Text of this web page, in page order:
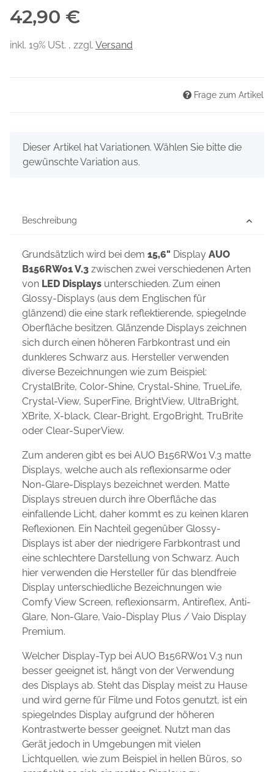
42,90 €
inkl. 19% USt. , zzgl. Versand
Frage zum Artikel
x
Dieser Artikel hat Variationen. Wählen Sie bitte die
gewünschte Variation aus.
Beschreibung
Grundsätzlich wird bei dem 15,6" Display AUO
B156RW01 V.3 zwischen zwei verschiedenen Arten
von LED Displays unterschieden. Zum einen
Glossy-Displays (aus dem Englischen für
glänzend) die eine stark reflektierende, spiegelnde
Oberfläche besitzen. Glänzende Displays zeichnen
sich durch einen höheren Farbkontrast und ein
dunkleres Schwarz aus. Hersteller verwenden
diverse Bezeichnungen wie zum Beispiel:
CrystalBrite, Color-Shine, Crystal-Shine, TrueLife,
Crystal-View, SuperFine, BrightView, UltraBright,
XBrite, X-black, Clear-Bright, ErgoBright, TruBrite
oder Clear-SuperView.
Zum anderen gibt es bei AUO B156RW01 V.3 matte
Displays, welche auch als reflexionsarme oder
Non-Glare-Displays bezeichnet werden. Matte
Displays streuen durch ihre Oberfläche das
einfallende Licht, daher kommt es zu keinen klaren
Reflexionen. Ein Nachteil gegenüber Glossy-
Displays ist aber der niedrigere Farbkontrast und
eine schlechtere Darstellung von Schwarz. Auch
hier verwenden die Hersteller für das blendfreie
Display unterschiedliche Bezeichnungen wie
Comfy View Screen, reflexionsarm, Antireflex, Anti-
Glare, Non-Glare, Vaio-Display Plus / Vaio Display
Premium.
Welcher Display-Typ bei AUO B156RW01 V.3 nun
besser geeignet ist, hängt von der Verwendung
des Displays ab. Steht das Display meist zu Hause
und wird gerne für Filme und Fotos genutzt, ist ein
spiegelndes Display aufgrund der höheren
Kontrastwerte besser geeignet. Nutzt man das
Gerät jedoch in Umgebungen mit vielen
Lichtquellen, wie zum Beispiel in hellen Büros, so